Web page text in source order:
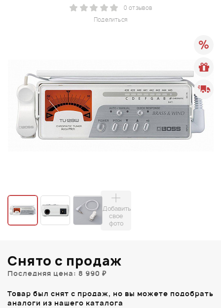
Поделиться
0 отзывов
Добавить
свое
фото
Снято с продаж
Последняя цена: 8 990 ₽
Товар был снят с продаж, но вы можете подобрать
аналоги из нашего каталога